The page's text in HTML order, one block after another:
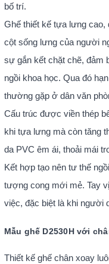
bố trí.
Ghế thiết kế tựa lưng cao,
cột sống lưng của người
sự gắn kết chặt chẽ, đảm
ngồi khoa học. Qua đó
thường gặp ở dân văn
Cấu trúc được viền thép
khi tựa lưng mà còn tăng
da PVC êm ái, thoải mái
Kết hợp tạo nên tư thế
tượng cong mới mẻ. Tay
việc, đặc biệt là khi người
Mẫu ghế D2530H với
Thiết kế ghế chân xoay